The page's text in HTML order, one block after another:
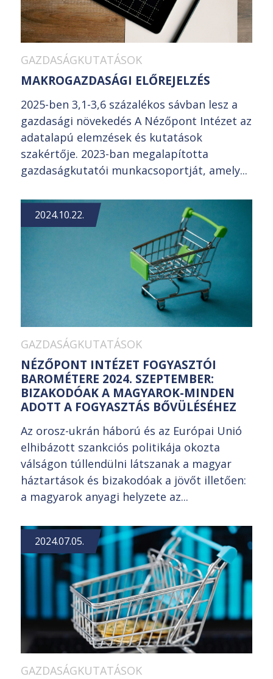
GAZDASÁGKUTATÁSOK
MAKROGAZDASÁGI ELŐREJELZÉS
2025-ben 3,1-3,6 százalékos sávban lesz a
gazdasági növekedés A Nézőpont Intézet az
adatalapú elemzések és kutatások
szakértője. 2023-ban megalapította
gazdaságkutatói munkacsoportját, amely...
2024.10.22.
GAZDASÁGKUTATÁSOK
NÉZŐPONT INTÉZET FOGYASZTÓI
BAROMÉTERE 2024. SZEPTEMBER:
BIZAKODÓAK A MAGYAROK-MINDEN
ADOTT A FOGYASZTÁS BŐVÜLÉSÉHEZ
Az orosz-ukrán háború és az Európai Unió
elhibázott szankciós politikája okozta
válságon túllendülni látszanak a magyar
háztartások és bizakodóak a jövőt illetően:
a magyarok anyagi helyzete az...
2024.07.05.
GAZDASÁGKUTATÁSOK